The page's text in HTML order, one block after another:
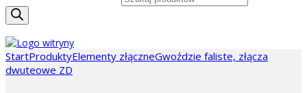
StartProduktyElementy złączneGwoździe faliste, złącza
dwuteowe ZD